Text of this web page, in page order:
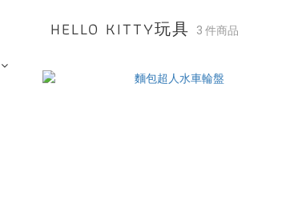
HELLO KITTY玩具 3 件商品